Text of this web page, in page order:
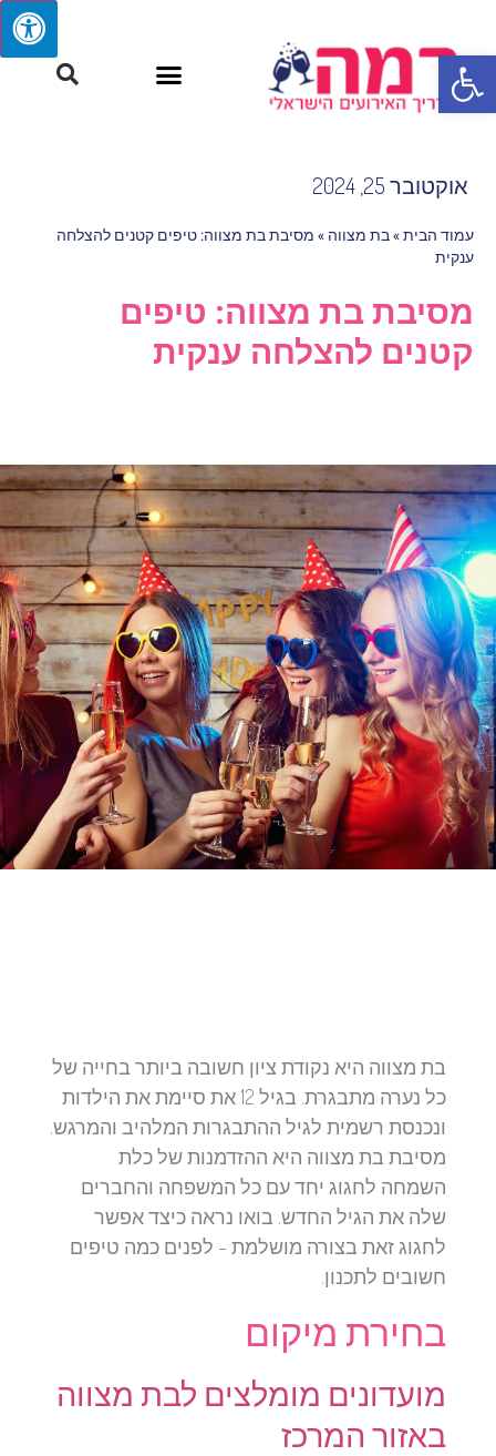
פתח סרגל נגישות
אוקטובר 25, 2024
עמוד הבית»בת מצווה » מסיבת בת מצווה: טיפים קטנים להצלחה
ענקית
מסיבת בת מצווה: טיפים
קטנים להצלחה ענקית
בת מצווה היא נקודת ציון חשובה ביותר בחייה של
כל נערה מתבגרת. בגיל 12 את סיימת את הילדות
ונכנסת רשמית לגיל ההתבגרות המלהיב והמרגש.
מסיבת בת מצווה היא ההזדמנות של כלת
השמחה לחגוג יחד עם כל המשפחה והחברים
שלה את הגיל החדש. בואו נראה כיצד אפשר
לחגוג זאת בצורה מושלמת – לפנים כמה טיפים
חשובים לתכנון.
בחירת מיקום
מועדונים מומלצים לבת מצווה
באזור המרכז